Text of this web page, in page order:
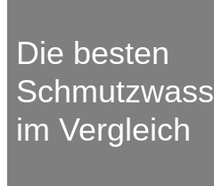
Die besten
im Vergleich